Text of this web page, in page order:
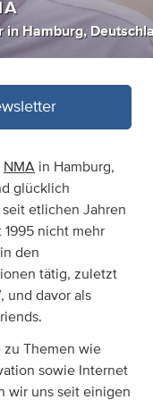
in Hamburg,
NMA in Hamburg,
glücklich
etlichen Jahren
nicht mehr
den
tätig, zuletzt
und davor als
zu Themen wie
sowie Internet
wir uns seit einigen